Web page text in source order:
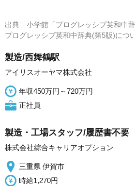
出典 小学館「プログレッシブ英和中辞
プログレッシブ英和中辞典(第5版)に
製造/西舞鶴駅
アイリスオーヤマ株式会社
年収450万円～720万円
正社員
製造・工場スタッフ/履歴書不要
株式会社綜合キャリアオプション
三重県 伊賀市
時給1,270円